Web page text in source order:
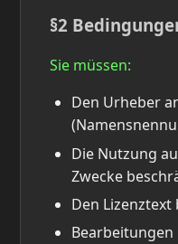
§2
Sie müssen:
Den Urheber
Die Nutzung
Zwecke
Den